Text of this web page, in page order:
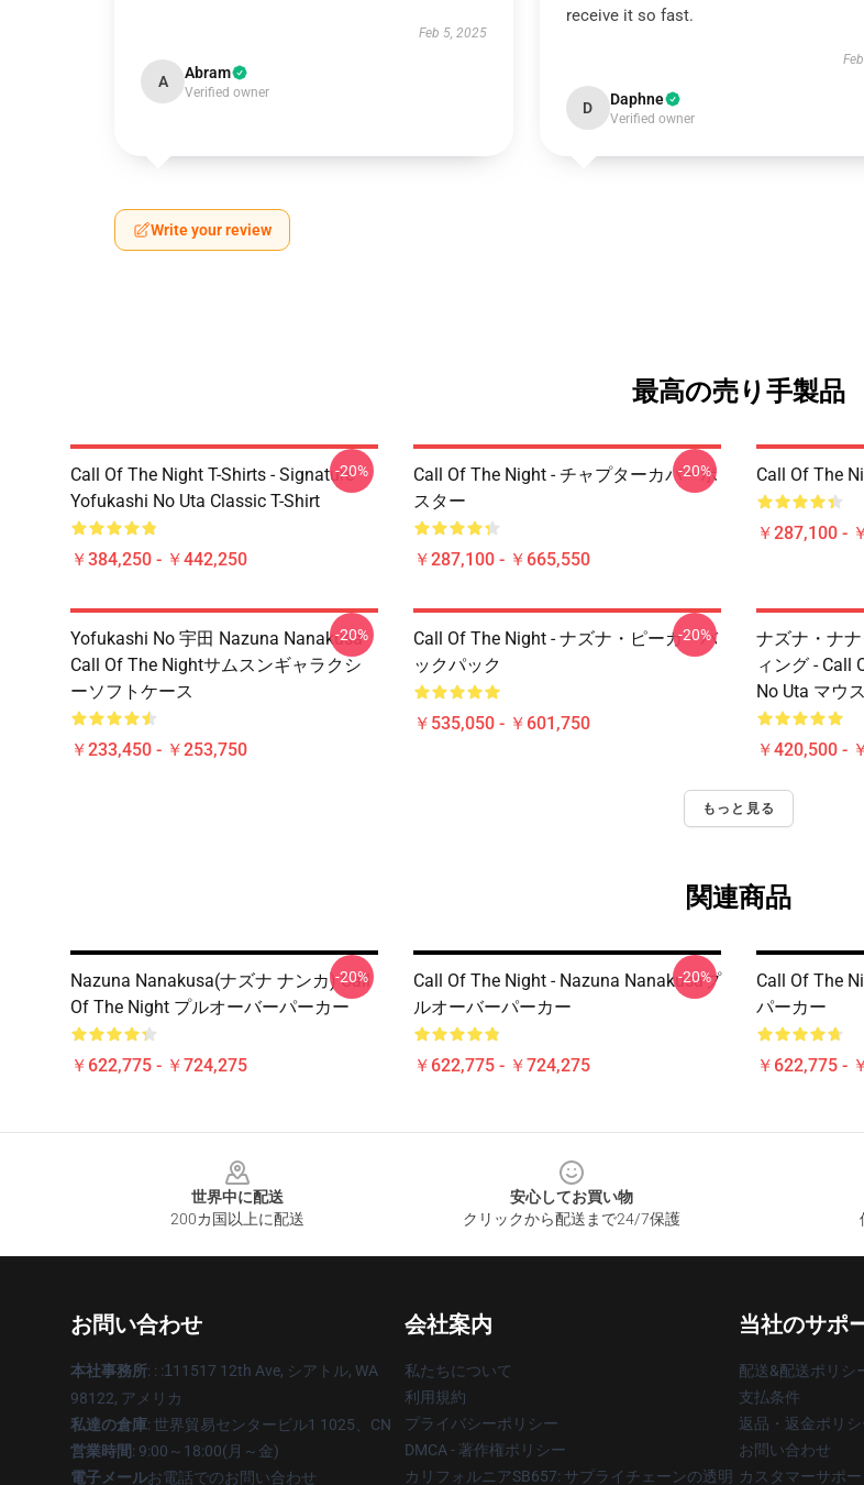
Feb 5, 2025
A Abram
Verified owner
receive it so fast.
D Daphne
Verified owner
Write your review
最高の売り手製品
Call Of The Night T-Shirts - Signature
Yofukashi No Uta Classic T-Shirt
￥384,250 - ￥442,250
-20%
Call Of The Night - チャプターカバーポ
スター
￥287,100 - ￥665,550
-20% Call Of The
￥287,100 -
Yofukashi No 宇田 Nazuna Nanakusa
Call Of The Nightサムスンギャラクシ
ーソフトケース
￥233,450 - ￥253,750
-20%
Call Of The Night - ナズナ・ピーカ・バ
ックパック
￥535,050 - ￥601,750
-20%
ナズナ・ナ
ィング - Call
No Uta マウ
￥420,500 -
もっと見る
関連商品
Nazuna Nanakusa(ナズナ ナンカ) Call
Of The Night プルオーバーパーカー
￥622,775 - ￥724,275
-20%
Call Of The Night - Nazuna Nanakusaプ
ルオーバーパーカー
￥622,775 - ￥724,275
-20%
Call Of The
パーカー
￥622,775 -
世界中に配送
200カ国以上に配送
安心してお買い物
クリックから配送まで24/7保護
お問い合わせ
本社事務所: : :1 11517 12th Ave, シアトル, WA
98122, アメリカ
私達の倉庫: 世界貿易センタービル1 1025、CN
営業時間: 9:00～18:00(月～金)
電子メールお電話でのお問い合わせ
会社案内
私たちについて
利用規約
プライバシーポリシー
DMCA - 著作権ポリシー
カリフォルニアSB657: サプライチェーンの透明
当社のサポ
配送&配送ポリシ
支払条件
返品・返金ポリシ
お問い合わせ
カスタマーサポー